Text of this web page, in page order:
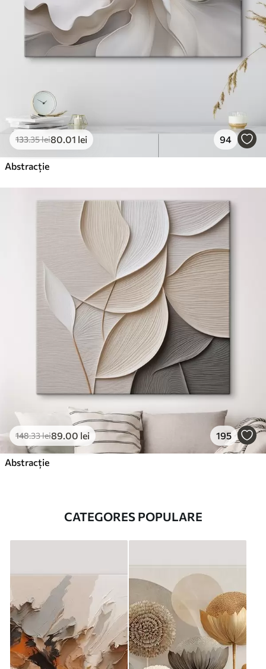
133.35lei80.01 lei 94
Abstracție
148.33lei89.00 lei 195
Abstracție
CATEGORES POPULARE